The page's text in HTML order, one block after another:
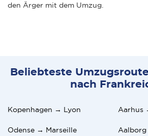
den Ärger mit dem Umzug.
Beliebteste
nach
Kopenhagen → Lyon Aarhus
Odense → Marseille